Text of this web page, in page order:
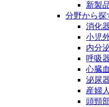
新製
分野から探
消化
小児
内分
呼吸
心臓
泌尿
産婦
頭頸